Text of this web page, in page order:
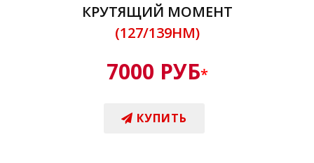
КРУТЯЩИЙ МОМЕНТ
(127/139НМ)
7000 РУБ*
КУПИТЬ